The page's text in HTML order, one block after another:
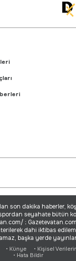
son dakika haberler,
seyahate bütün
;
dahi iktibas
başka yerde
• Künye
• Kişisel
• Hata Bildir